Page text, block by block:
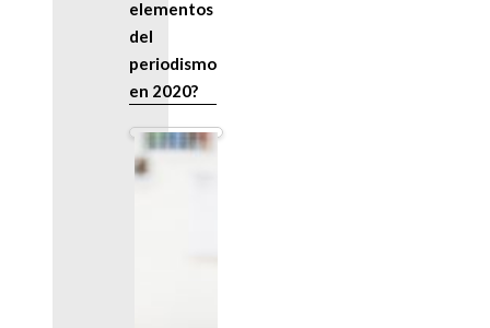
elementos
del
periodismo
en 2020?